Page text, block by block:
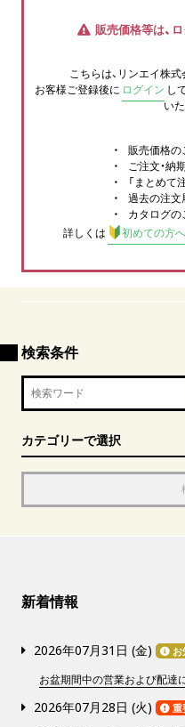
販売価格等は、
こちらは、リンエイ株式
お客様ご登録後に ログイン し
い
販売価格の
ご注文・納
「まとめて
過去の注文
カタログの
詳しくは
初めての方
検索条件
新着情報
2026年07月31日 (金)
お盆期間中の営業および配達
2026年07月28日 (火) 重